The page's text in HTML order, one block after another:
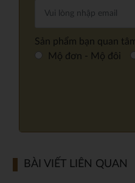
Sản phẩm bạn quan
Mộ đơn - Mộ đôi
BÀI VIẾT LIÊN QUAN